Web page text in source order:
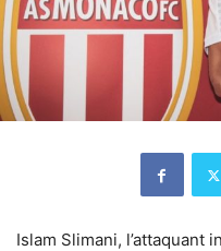
Islam Slimani, l’attaquant